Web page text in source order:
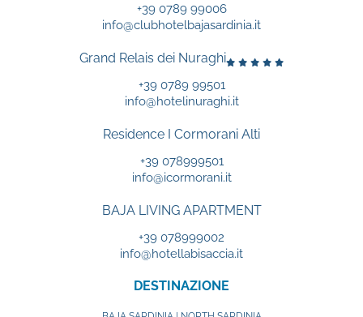
+39 0789 99006
info@clubhotelbajasardinia.it
Grand Relais dei Nuraghi
+39 0789 99501
info@hotelinuraghi.it
Residence I Cormorani Alti
+39 078999501
info@icormorani.it
BAJA LIVING APARTMENT
+39 078999002
info@hotellabisaccia.it
DESTINAZIONE